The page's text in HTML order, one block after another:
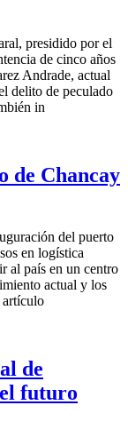
presidido por el
de cinco años
Andrade, actual
delito de peculado
in
de Chancay
del puerto
en logística
al país en un centro
actual y los
artículo
de
futuro